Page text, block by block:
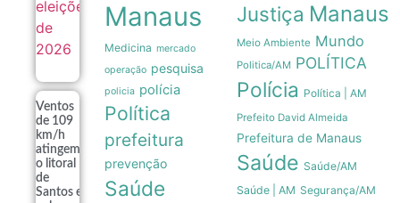
Ventos
de 109
km/h
atingem
o litoral
de
Santos e
Manaus
Medicina mercado
operação pesquisa
policia polícia
Política
prefeitura
prevenção
Saúde
Justiça Manaus
Meio Ambiente Mundo
Politica/AM POLÍTICA
Polícia Política | AM
Prefeito David Almeida
Prefeitura de Manaus
Saúde Saúde/AM
Saúde | AM Segurança/AM